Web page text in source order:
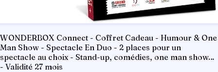
WONDERBOX Connect - Coffret Cadeau - Humour & One
Man Show - Spectacle En Duo - 2 places pour un
spectacle au choix - Stand-up, comédies, one man show…
- Validité 27 mois